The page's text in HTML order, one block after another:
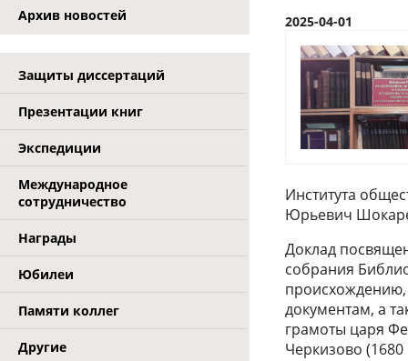
Архив новостей
Защиты диссертаций
Презентации книг
Экспедиции
Международное
сотрудничество
Награды
Юбилеи
Памяти коллег
Другие
2025-04-01
Института
Юрьевич
Доклад
собрания
документам, а
грамоты царя
Черкизово (1680